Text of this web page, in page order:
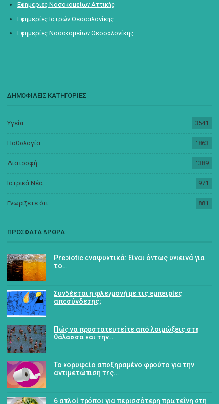
Εφημερίες Νοσοκομείων Αττικής
Εφημερίες Ιατρών Θεσσαλονίκης
Εφημερίες Νοσοκομείων Θεσσαλονίκης
ΔΗΜΟΦΙΛΕΙΣ ΚΑΤΗΓΟΡΙΕΣ
Υγεία 3541
Παθολογία 1863
Διατροφή 1389
Ιατρικά Νέα 971
Γνωρίζετε ότι... 881
ΠΡΟΣΦΑΤΑ ΑΡΘΡΑ
Prebiotic αναψυκτικά: Είναι όντως υγιεινά για
το…
Συνδέεται η φλεγμονή με τις εμπειρίες
αποσύνδεσης;
Πώς να προστατευτείτε από λοιμώξεις στη
θάλασσα και την…
Το κορυφαίο αποξηραμένο φρούτο για την
αντιμετώπιση της…
6 απλοί τρόποι για περισσότερη πρωτεΐνη στη